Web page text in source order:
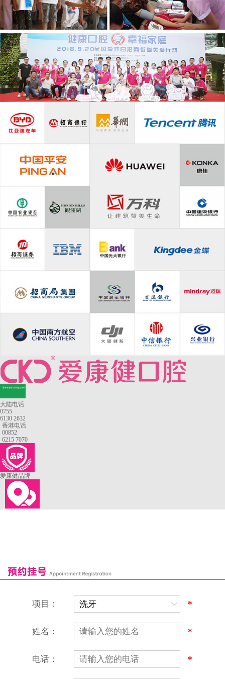
—香港长者医疗券指定牙科
大陆电话
0755
6130 2632
香港电话
00852
6215 7070
爱康健品牌
恒乐口腔诊所
富港口腔诊所
项目： *
姓名： *
电话： *